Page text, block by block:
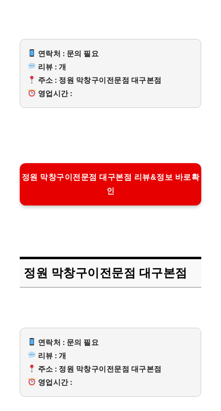
연락처 : 문의 필요
리뷰 : 개
주소 : 정원 막창구이전문점 대구본점
영업시간 :
정원 막창구이전문점 대구본점 리뷰&정보 바로확
인
정원 막창구이전문점 대구본점
연락처 : 문의 필요
리뷰 : 개
주소 : 정원 막창구이전문점 대구본점
영업시간 :